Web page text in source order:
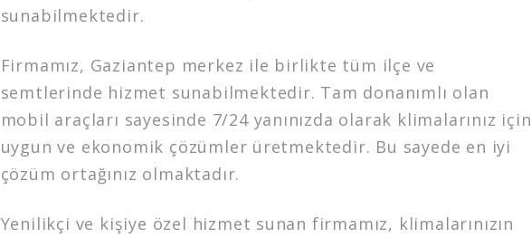
sunabilmektedir.
Firmamız, Gaziantep merkez ile birlikte tüm ilçe ve
semtlerinde hizmet sunabilmektedir. Tam donanımlı olan
mobil araçları sayesinde 7/24 yanınızda olarak klimalarınız için
uygun ve ekonomik çözümler üretmektedir. Bu sayede en iyi
çözüm ortağınız olmaktadır.
Yenilikçi ve kişiye özel hizmet sunan firmamız, klimalarınızın